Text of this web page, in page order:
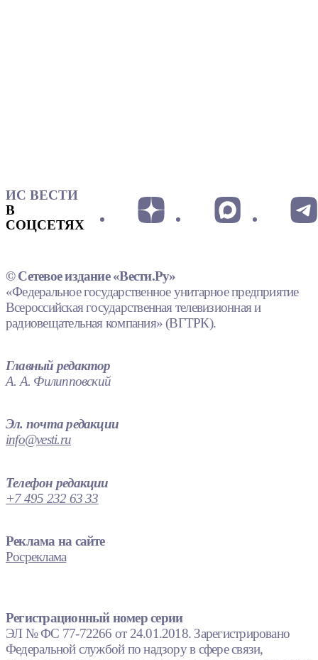
ИС ВЕСТИ
В
СОЦСЕТЯХ
© Сетевое издание «Вести.Ру»
«Федеральное государственное унитарное предприятие
Всероссийская государственная телевизионная и
радиовещательная компания» (ВГТРК).
Главный редактор
А. А. Филипповский
Эл. почта редакции
info@vesti.ru
Телефон редакции
+7 495 232 63 33
Реклама на сайте
Росреклама
Регистрационный номер серии
ЭЛ № ФС 77-72266 от 24.01.2018. Зарегистрировано
Федеральной службой по надзору в сфере связи,